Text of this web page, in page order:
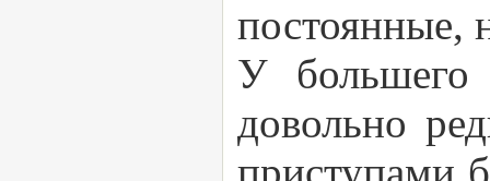
постоянные,
У большего
довольно